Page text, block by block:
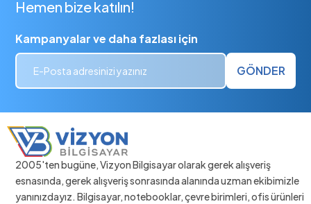
Hemen bize katılın!
Kampanyalar ve daha fazlası için
GÖNDER
2005'ten bugüne, Vizyon Bilgisayar olarak gerek alışveriş
esnasında, gerek alışveriş sonrasında alanında uzman ekibimizle
yanınızdayız. Bilgisayar, notebooklar, çevre birimleri, ofis ürünleri